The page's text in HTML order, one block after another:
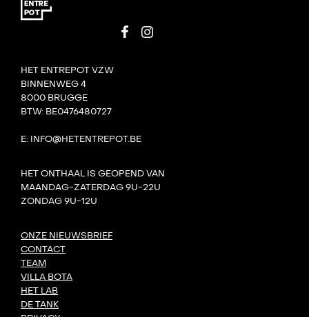
HET ENTREPOT VZW
BINNENWEG 4
8000 BRUGGE
BTW: BE0476480727
E: INFO@HETENTREPOT.BE
HET ONTHAAL IS GEOPEND VAN
MAANDAG-ZATERDAG 9U-22U
ZONDAG 9U-12U
ONZE NIEUWSBRIEF
CONTACT
TEAM
VILLA BOTA
HET LAB
DE TANK